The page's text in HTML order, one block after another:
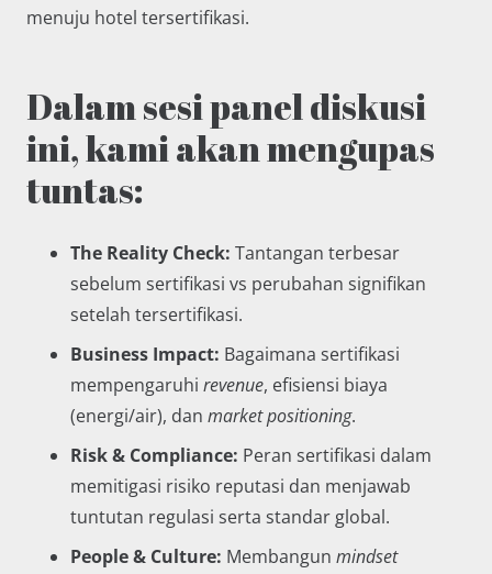
menuju hotel tersertifikasi.
Dalam sesi panel diskusi
ini, kami akan mengupas
tuntas:
The Reality Check: Tantangan terbesar
sebelum sertifikasi vs perubahan signifikan
setelah tersertifikasi.
Business Impact: Bagaimana sertifikasi
mempengaruhi revenue, efisiensi biaya
(energi/air), dan market positioning.
Risk & Compliance: Peran sertifikasi dalam
memitigasi risiko reputasi dan menjawab
tuntutan regulasi serta standar global.
People & Culture: Membangun mindset